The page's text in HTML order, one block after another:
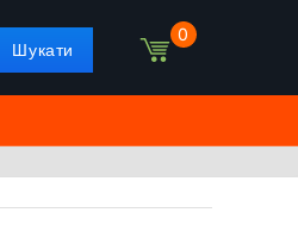
0
Шукати